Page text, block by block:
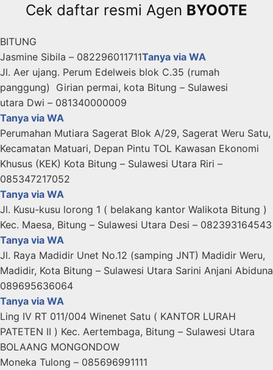
Cek daftar resmi Agen BYOOTE
BITUNG
Jasmine Sibila – 082296011711Tanya via WA
Jl. Aer ujang. Perum Edelweis blok C.35 (rumah
panggung) Girian permai, kota Bitung – Sulawesi
utara Dwi – 081340000009
Tanya via WA
Perumahan Mutiara Sagerat Blok A/29, Sagerat Weru Satu,
Kecamatan Matuari, Depan Pintu TOL Kawasan Ekonomi
Khusus (KEK) Kota Bitung – Sulawesi Utara Riri –
085347217052
Tanya via WA
Jl. Kusu-kusu lorong 1 ( belakang kantor Walikota Bitung )
Kec. Maesa, Bitung – Sulawesi Utara Desi – 082393164543
Tanya via WA
Jl. Raya Madidir Unet No.12 (samping JNT) Madidir Weru,
Madidir, Kota Bitung – Sulawesi Utara Sarini Anjani Abiduna
089695636064
Tanya via WA
Ling IV RT 011/004 Winenet Satu ( KANTOR LURAH
PATETEN II ) Kec. Aertembaga, Bitung – Sulawesi Utara
BOLAANG MONGONDOW
Moneka Tulong – 085696991111